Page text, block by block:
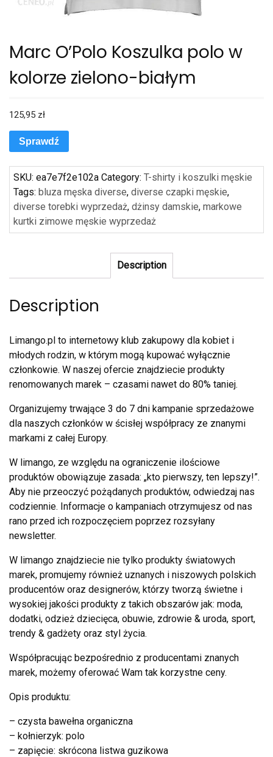
Marc O’Polo Koszulka polo w
kolorze zielono-białym
125,95 zł
Sprawdź
SKU: ea7e7f2e102a Category: T-shirty i koszulki męskie
Tags: bluza męska diverse, diverse czapki męskie,
diverse torebki wyprzedaż, dżinsy damskie, markowe
kurtki zimowe męskie wyprzedaż
Description
Description
Limango.pl to internetowy klub zakupowy dla kobiet i
młodych rodzin, w którym mogą kupować wyłącznie
członkowie. W naszej ofercie znajdziecie produkty
renomowanych marek – czasami nawet do 80% taniej.
Organizujemy trwające 3 do 7 dni kampanie sprzedażowe
dla naszych członków w ścisłej współpracy ze znanymi
markami z całej Europy.
W limango, ze względu na ograniczenie ilościowe
produktów obowiązuje zasada: „kto pierwszy, ten lepszy!”.
Aby nie przeoczyć pożądanych produktów, odwiedzaj nas
codziennie. Informacje o kampaniach otrzymujesz od nas
rano przed ich rozpoczęciem poprzez rozsyłany
newsletter.
W limango znajdziecie nie tylko produkty światowych
marek, promujemy również uznanych i niszowych polskich
producentów oraz designerów, którzy tworzą świetne i
wysokiej jakości produkty z takich obszarów jak: moda,
dodatki, odzież dziecięca, obuwie, zdrowie & uroda, sport,
trendy & gadżety oraz styl życia.
Współpracując bezpośrednio z producentami znanych
marek, możemy oferować Wam tak korzystne ceny.
Opis produktu:
– czysta bawełna organiczna
– kołnierzyk: polo
– zapięcie: skrócona listwa guzikowa